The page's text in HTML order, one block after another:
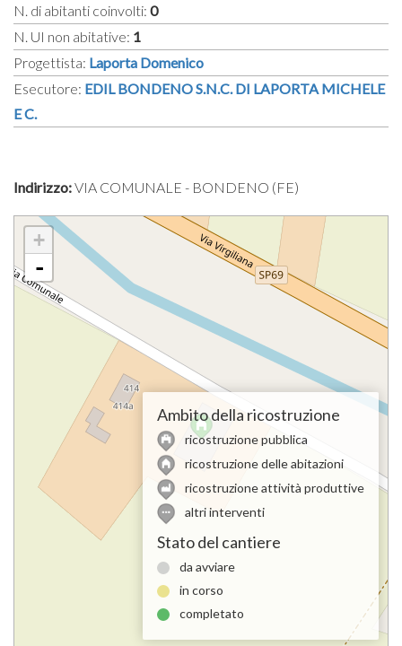
N. di abitanti coinvolti: 0
N. UI non abitative: 1
Progettista: Laporta Domenico
Esecutore: EDIL BONDENO S.N.C. DI LAPORTA MICHELE
E C.
Indirizzo:VIA COMUNALE - BONDENO (FE)
+
-
Ambito della ricostruzione
ricostruzione pubblica
ricostruzione delle abitazioni
ricostruzione attività produttive
altri interventi
Stato del cantiere
da avviare
in corso
completato